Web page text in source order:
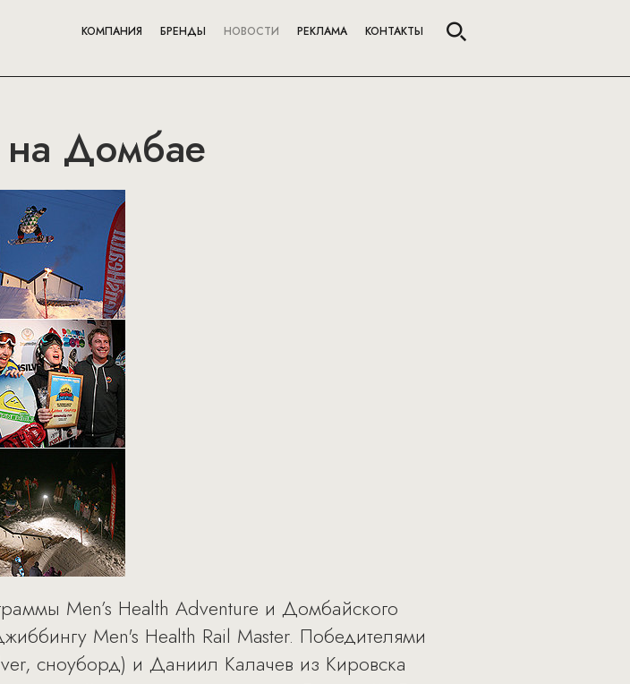
КОМПАНИЯ БРЕНДЫ НОВОСТИ РЕКЛАМА КОНТАКТЫ
на Домбае
Men’s Health Adventure и Домбайского
Men's Health Rail Master. Победителями
сноуборд) и Даниил Калачев из Кировска